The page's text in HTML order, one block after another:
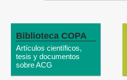
Biblioteca COPA
Artículos científicos,
tesis y documentos
sobre ACG